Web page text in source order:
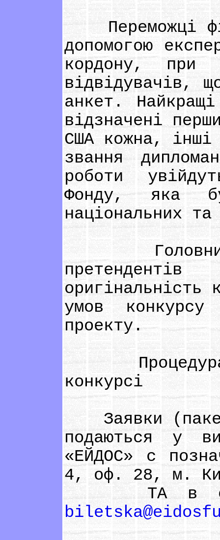
Переможці
допомогою
кордону, при
відвідувачів,
анкет.
відзначені
США кожна, інші
звання
роботи
Фонду, яка
національних
Головними
оригінальність
умов конкурсу
проекту.
Процедура
конкурсі
Заявки (пакет
подаються у
«ЕЙДОС» с
4, оф. 28, м.
ТА в